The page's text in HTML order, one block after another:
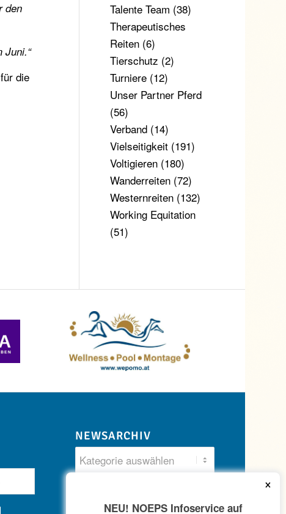
den
Juni.“
die
Talente Team (38)
Therapeutisches
Reiten(6)
Tierschutz (2)
Turniere(12)
Unser Partner Pferd
(56)
Verband(14)
Vielseitigkeit(191)
Voltigieren(180)
Wanderreiten(72)
Westernreiten(132)
Working Equitation
(51)
NEWSARCHIV
×
NEU! NOEPS Infoservice auf